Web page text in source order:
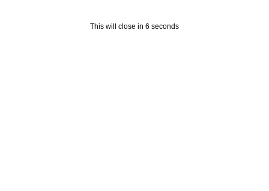
This will close in 5 seconds